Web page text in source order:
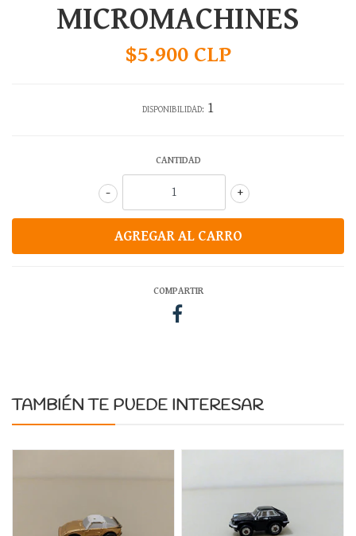
MICROMACHINES
$5.900 CLP
DISPONIBILIDAD: 1
CANTIDAD
+
-
COMPARTIR
TAMBIÉN TE PUEDE INTERESAR